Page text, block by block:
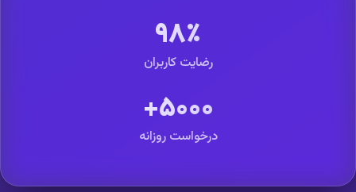
۹۸٪
رضایت کاربران
۵۰۰۰+
درخواست روزانه